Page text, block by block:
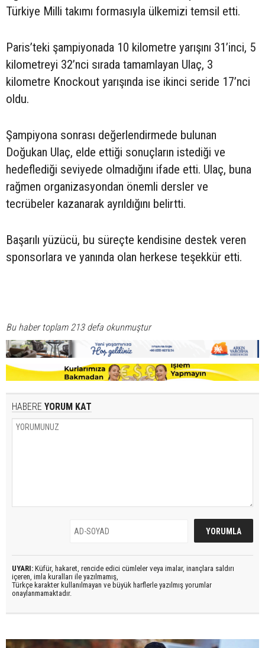
Türkiye Milli takımı formasıyla ülkemizi temsil etti.
Paris’teki şampiyonada 10 kilometre yarışını 31’inci, 5
kilometreyi 32’nci sırada tamamlayan Ulaç, 3
kilometre Knockout yarışında ise ikinci seride 17’nci
oldu.
Şampiyona sonrası değerlendirmede bulunan
Doğukan Ulaç, elde ettiği sonuçların istediği ve
hedeflediği seviyede olmadığını ifade etti. Ulaç, buna
rağmen organizasyondan önemli dersler ve
tecrübeler kazanarak ayrıldığını belirtti.
Başarılı yüzücü, bu süreçte kendisine destek veren
sponsorlara ve yanında olan herkese teşekkür etti.
Bu haber toplam 213 defa okunmuştur
HABERE YORUM KAT
UYARI: Küfür, hakaret, rencide edici cümleler veya imalar, inançlara saldırı
içeren, imla kuralları ile yazılmamış,
Türkçe karakter kullanılmayan ve büyük harflerle yazılmış yorumlar
onaylanmamaktadır.